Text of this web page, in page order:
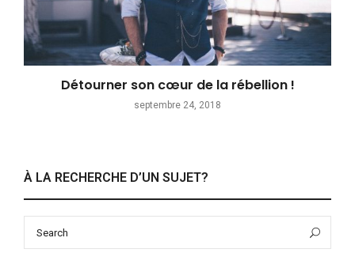
Détourner son cœur de la rébellion !
septembre 24, 2018
À LA RECHERCHE D’UN SUJET?